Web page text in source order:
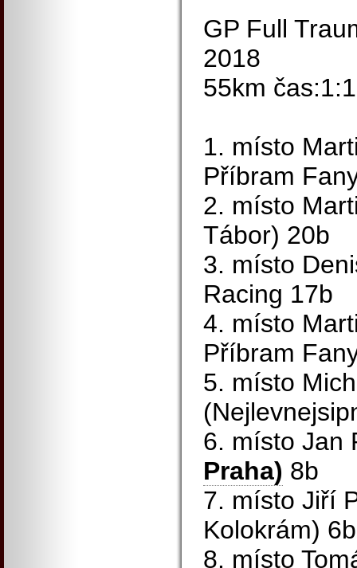
GP Full
2018
55km
1. místo
Příbram
2. místo
Tábor) 20b
3. místo
Racing 17b
4. místo
Příbram
5. místo
6. místo Jan
Praha) 8b
7. místo Jiří
Kolokrám) 6b
8. místo